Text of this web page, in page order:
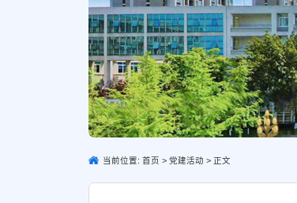
当前位置: 首页 > 党建活动 > 正文